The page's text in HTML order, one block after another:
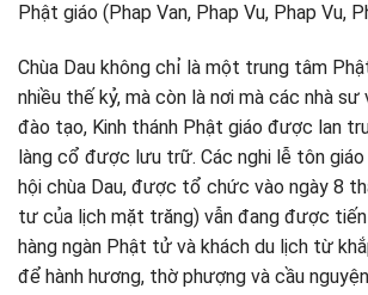
Phật giáo (Phap Van, Phap Vu, Phap Vu,
Chùa Dau không chỉ là một trung tâm
nhiều thế kỷ, mà còn là nơi mà các nhà
đào tạo, Kinh thánh Phật giáo được lan
làng cổ được lưu trữ. Các nghi lễ tôn
hội chùa Dau, được tổ chức vào ngày 8
tư của lịch mặt trăng) vẫn đang được tiến
hàng ngàn Phật tử và khách du lịch từ
để hành hương, thờ phượng và cầu